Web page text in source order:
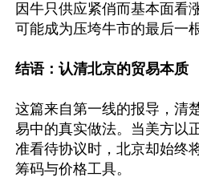
因牛只供应紧俏而基本面看
可能成为压垮牛市的最后一
结语：认清北京的贸易本质
这篇来自第一线的报导，清
易中的真实做法。当美方以
准看待协议时，北京却始终
筹码与价格工具。